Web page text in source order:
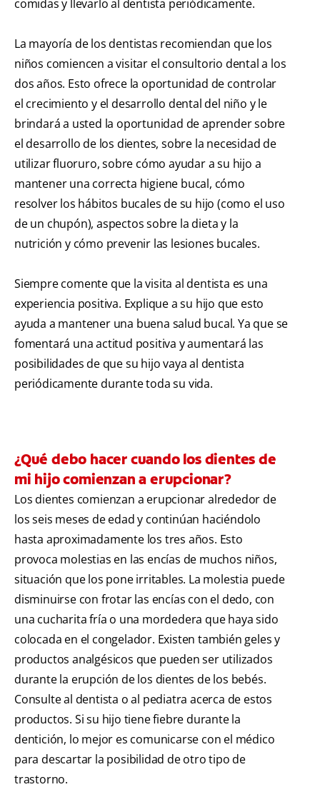
comidas y llevarlo al dentista periódicamente.
La mayoría de los dentistas recomiendan que los
niños comiencen a visitar el consultorio dental a los
dos años. Esto ofrece la oportunidad de controlar
el crecimiento y el desarrollo dental del niño y le
brindará a usted la oportunidad de aprender sobre
el desarrollo de los dientes, sobre la necesidad de
utilizar fluoruro, sobre cómo ayudar a su hijo a
mantener una correcta higiene bucal, cómo
resolver los hábitos bucales de su hijo (como el uso
de un chupón), aspectos sobre la dieta y la
nutrición y cómo prevenir las lesiones bucales.
Siempre comente que la visita al dentista es una
experiencia positiva. Explique a su hijo que esto
ayuda a mantener una buena salud bucal. Ya que se
fomentará una actitud positiva y aumentará las
posibilidades de que su hijo vaya al dentista
periódicamente durante toda su vida.
¿Qué debo hacer cuando los dientes de
mi hijo comienzan a erupcionar?
Los dientes comienzan a erupcionar alrededor de
los seis meses de edad y continúan haciéndolo
hasta aproximadamente los tres años. Esto
provoca molestias en las encías de muchos niños,
situación que los pone irritables. La molestia puede
disminuirse con frotar las encías con el dedo, con
una cucharita fría o una mordedera que haya sido
colocada en el congelador. Existen también geles y
productos analgésicos que pueden ser utilizados
durante la erupción de los dientes de los bebés.
Consulte al dentista o al pediatra acerca de estos
productos. Si su hijo tiene fiebre durante la
dentición, lo mejor es comunicarse con el médico
para descartar la posibilidad de otro tipo de
trastorno.